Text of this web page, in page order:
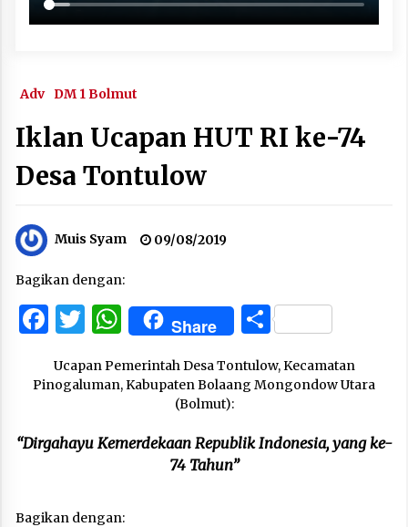
Adv DM 1 Bolmut
Iklan Ucapan HUT RI ke-74
Desa Tontulow
Muis Syam 09/08/2019
Bagikan dengan:
Facebook
Twitter
WhatsApp
Share Share
Ucapan Pemerintah Desa Tontulow, Kecamatan
Pinogaluman, Kabupaten Bolaang Mongondow Utara
(Bolmut):
“Dirgahayu Kemerdekaan Republik Indonesia, yang ke-
74 Tahun”
Bagikan dengan: